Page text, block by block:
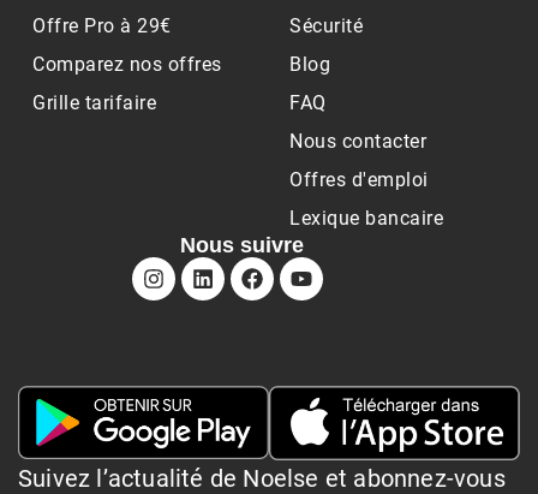
Offre Pro à 29€
Comparez nos offres
Grille tarifaire
Sécurité
Blog
FAQ
Nous contacter
Offres d'emploi
Lexique bancaire
Nous suivre
Suivez l’actualité de Noelse et abonnez-vous